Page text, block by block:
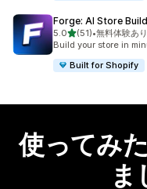
Forge: AI Store
5.05つ星中
(51)
合計レビュー数：51件
•無料体験あり
Build your store in
Built for Shopify
使ってみ
ま